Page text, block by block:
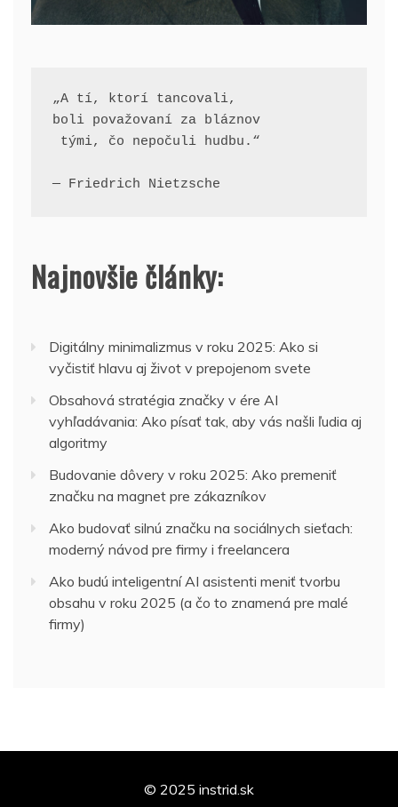
„A tí, ktorí tancovali,
boli považovaní za bláznov
tými, čo nepočuli hudbu.“
— Friedrich Nietzsche
Najnovšie články:
Digitálny minimalizmus v roku 2025: Ako si
vyčistiť hlavu aj život v prepojenom svete
Obsahová stratégia značky v ére AI
vyhľadávania: Ako písať tak, aby vás našli ľudia aj
algoritmy
Budovanie dôvery v roku 2025: Ako premeniť
značku na magnet pre zákazníkov
Ako budovať silnú značku na sociálnych sieťach:
moderný návod pre firmy i freelancera
Ako budú inteligentní AI asistenti meniť tvorbu
obsahu v roku 2025 (a čo to znamená pre malé
firmy)
© 2025 instrid.sk